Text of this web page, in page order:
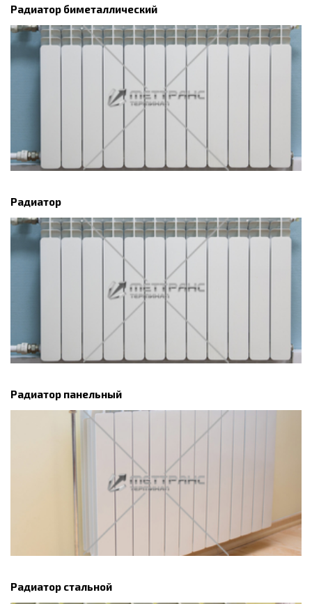
Радиатор биметаллический
Радиатор
Радиатор панельный
Радиатор стальной